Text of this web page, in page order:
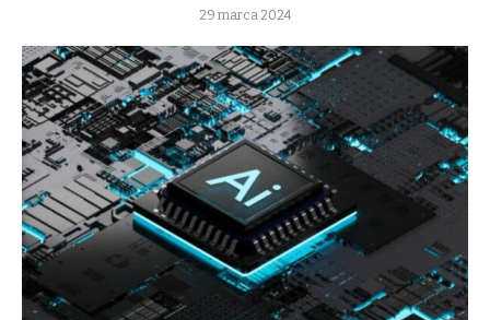
29 marca 2024